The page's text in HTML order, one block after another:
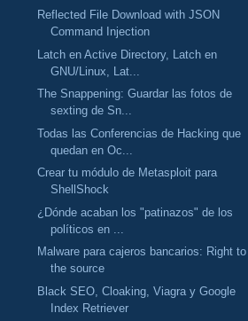
Reflected File Download with JSON
Command Injection
Latch en Active Directory, Latch en
GNU/Linux, Lat...
The Snappening: Guardar las fotos de
sexting de Sn...
Todas las Conferencias de Hacking que
quedan en Oc...
Crear tu módulo de Metasploit para
ShellShock
¿Dónde acaban los "patinazos" de los
políticos en ...
Malware para cajeros bancarios: Right to
the source
Black SEO, Cloaking, Viagra y Google
Index Retriever